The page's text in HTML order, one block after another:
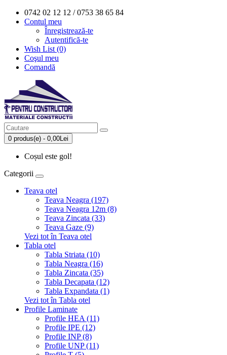
0742 02 12 12 / 0753 38 65 84
Contul meu
Înregistrează-te
Autentifică-te
Wish List (0)
Coşul meu
Comandă
0 produs(e) - 0,00Lei
Coșul este gol!
Categorii
Teava otel
Teava Neagra (197)
Teava Neagra 12m (8)
Teava Zincata (33)
Teava Gaze (9)
Vezi tot în Teava otel
Tabla otel
Tabla Striata (10)
Tabla Neagra (16)
Tabla Zincata (35)
Tabla Decapata (12)
Tabla Expandata (1)
Vezi tot în Tabla otel
Profile Laminate
Profile HEA (11)
Profile IPE (12)
Profile INP (8)
Profile UNP (11)